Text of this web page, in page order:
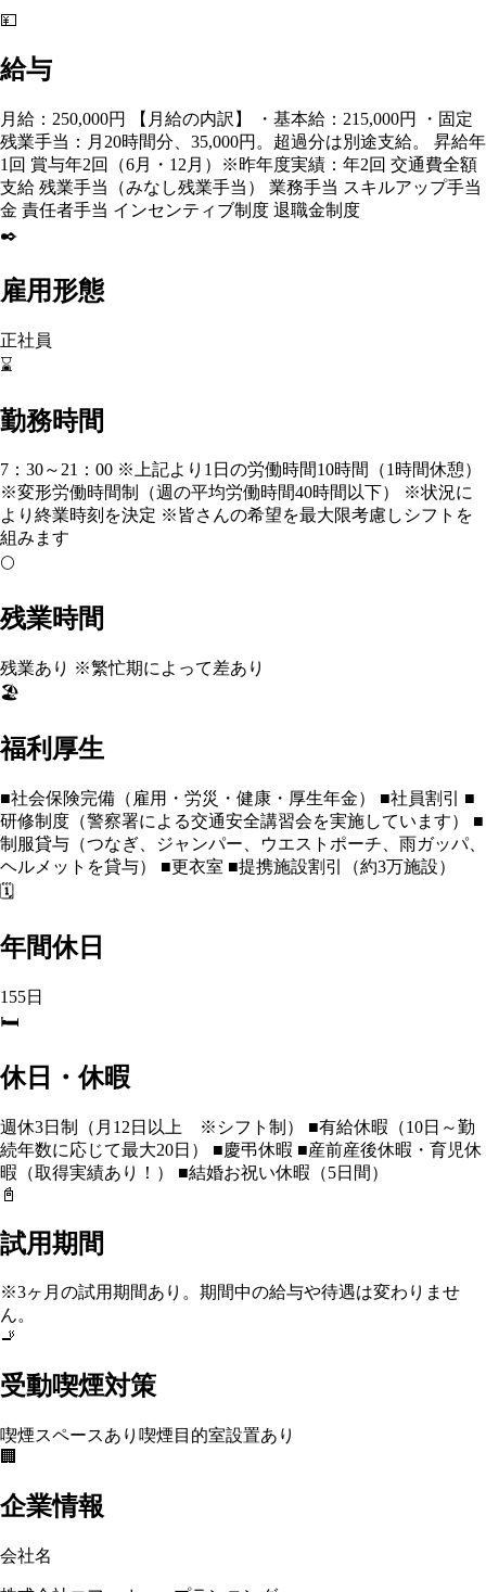
💴
給与
月給：250,000円 【月給の内訳】 ・基本給：215,000円 ・固定
残業手当：月20時間分、35,000円。超過分は別途支給。 昇給年
1回 賞与年2回（6月・12月）※昨年度実績：年2回 交通費全額
支給 残業手当（みなし残業手当） 業務手当 スキルアップ手当
金 責任者手当 インセンティブ制度 退職金制度
✒️
雇用形態
正社員
⌛
勤務時間
7：30～21：00 ※上記より1日の労働時間10時間（1時間休憩）
※変形労働時間制（週の平均労働時間40時間以下） ※状況に
より終業時刻を決定 ※皆さんの希望を最大限考慮しシフトを
組みます
🌕
残業時間
残業あり ※繁忙期によって差あり
🏖️
福利厚生
■社会保険完備（雇用・労災・健康・厚生年金） ■社員割引 ■
研修制度（警察署による交通安全講習会を実施しています） ■
制服貸与（つなぎ、ジャンパー、ウエストポーチ、雨ガッパ、
ヘルメットを貸与） ■更衣室 ■提携施設割引（約3万施設）
🗓️
年間休日
155日
🛏️
休日・休暇
週休3日制（月12日以上 ※シフト制） ■有給休暇（10日～勤
続年数に応じて最大20日） ■慶弔休暇 ■産前産後休暇・育児休
暇（取得実績あり！） ■結婚お祝い休暇（5日間）
📓
試用期間
※3ヶ月の試用期間あり。期間中の給与や待遇は変わりませ
ん。
🚬
受動喫煙対策
喫煙スペースあり 喫煙目的室設置あり
🏢
企業情報
会社名